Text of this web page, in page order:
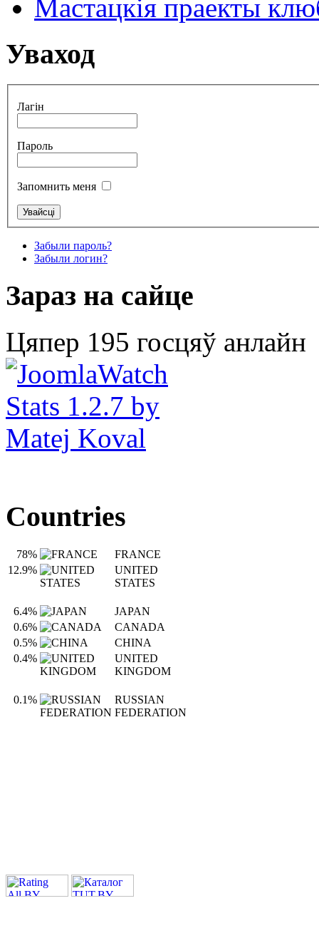
Мастацкія праекты
Уваход
Лагін
Пароль
Запомнить меня
Забыли пароль?
Забыли логин?
Зараз на сайце
Цяпер 195 госцяў анлайн
Countries
78%
FRANCE
12.9%
UNITED
STATES
6.4%
JAPAN
0.6%
CANADA
0.5%
CHINA
0.4%
UNITED
KINGDOM
0.1%
RUSSIAN
FEDERATION